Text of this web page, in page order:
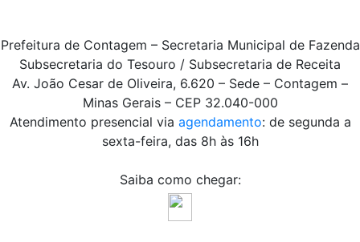
Prefeitura de Contagem – Secretaria Municipal de Fazenda
Subsecretaria do Tesouro / Subsecretaria de Receita
Av. João Cesar de Oliveira, 6.620 – Sede – Contagem –
Minas Gerais – CEP 32.040-000
Atendimento presencial via agendamento: de segunda a
sexta-feira, das 8h às 16h
Saiba como chegar: